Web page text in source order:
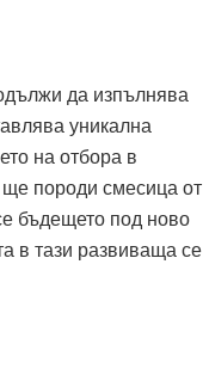
да изпълнява
уникална
на отбора в
породи смесица от
бъдещето под ново
в тази развиваща се